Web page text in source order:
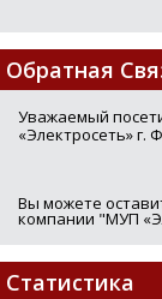
Обратная
Уважаемый
«Электросеть» г.
Вы можете
компании "МУП
Статистика